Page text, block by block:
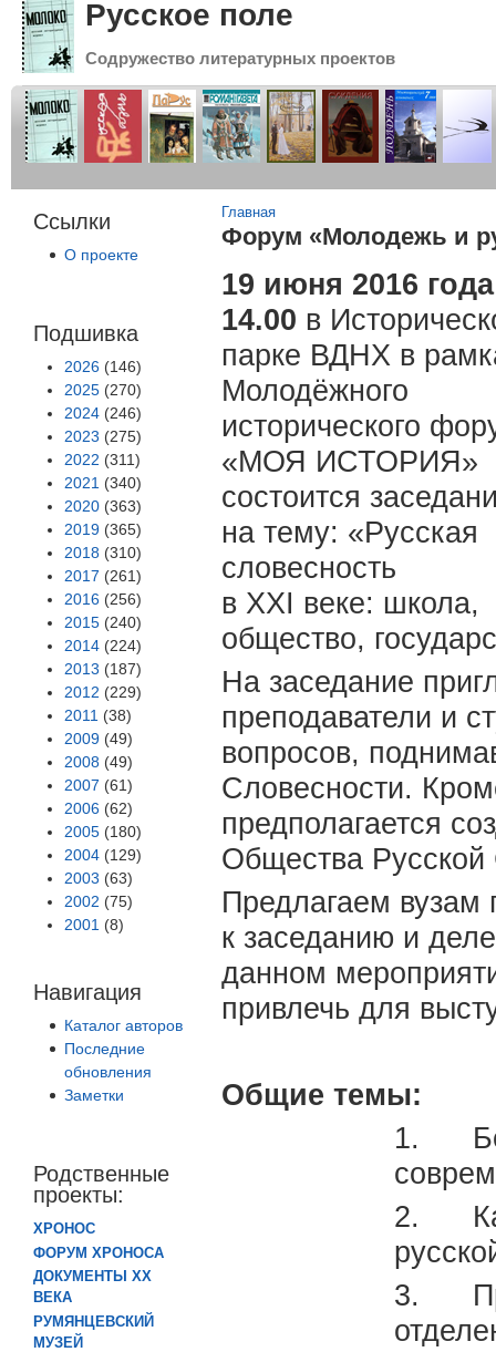
Русское поле
Содружество литературных проектов
Ссылки
О проекте
Подшивка
2026 (146)
2025 (270)
2024 (246)
2023 (275)
2022 (311)
2021 (340)
2020 (363)
2019 (365)
2018 (310)
2017 (261)
2016 (256)
2015 (240)
2014 (224)
2013 (187)
2012 (229)
2011 (38)
2009 (49)
2008 (49)
2007 (61)
2006 (62)
2005 (180)
2004 (129)
2003 (63)
2002 (75)
2001 (8)
Навигация
Каталог авторов
Последние
обновления
Заметки
Родственные
проекты:
ХРОНОС
ФОРУМ ХРОНОСА
ДОКУМЕНТЫ XX
ВЕКА
РУМЯНЦЕВСКИЙ
МУЗЕЙ
Вы здесь
Главная
Форум «Молодежь и
19 июня 2016
14.00 в
парке ВДНХ в
Молодёжного
исторического
«МОЯ ИСТОРИЯ»
состоится
на тему: «Русская
словесность
в XXI веке: школа,
общество,
На заседание
преподаватели и
вопросов,
Словесности.
предполагается
Общества Русской
Предлагаем вузам
к заседанию и
данном
привлечь для
Общие темы:
1.
2. Как
3.